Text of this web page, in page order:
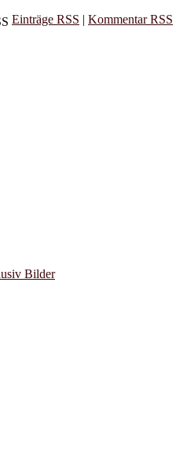
Einträge RSS | Kommentar RSS
Bilder